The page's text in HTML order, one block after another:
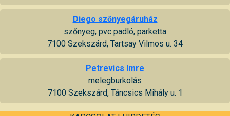
Diego szőnyegáruház
szőnyeg, pvc padló, parketta
7100 Szekszárd, Tartsay Vilmos u. 34
Petrevics Imre
melegburkolás
7100 Szekszárd, Táncsics Mihály u. 1